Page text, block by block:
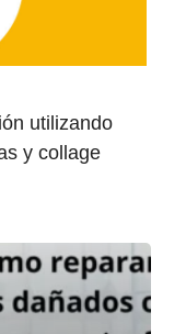
utilizando
y collage